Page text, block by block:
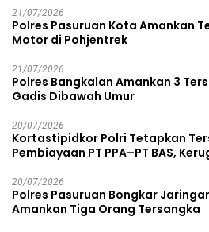
21/07/2026
Polres Pasuruan Kota Amankan
Motor di Pohjentrek
21/07/2026
Polres Bangkalan Amankan 3
Gadis Dibawah Umur
20/07/2026
Kortastipidkor Polri Tetapkan
Pembiayaan PT PPA–PT BAS,
20/07/2026
Polres Pasuruan Bongkar
Amankan Tiga Orang Tersangka